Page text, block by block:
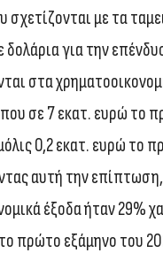
με τα
δολάρια για την
στα
σε 7 εκατ. ευρώ το
0,2 εκατ. ευρώ το
αυτή την
έξοδα ήταν 29%
πρώτο εξάμηνο του